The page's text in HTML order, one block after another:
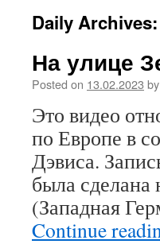
Daily Archives:
На улице
Posted on 13.02.2023 by
Это видео
по Европе в
Дэвиса.
была сделана
(Западная
Continue